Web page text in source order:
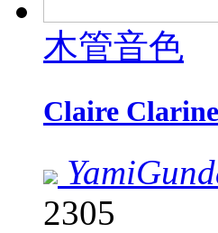
木管音色
Claire
2305